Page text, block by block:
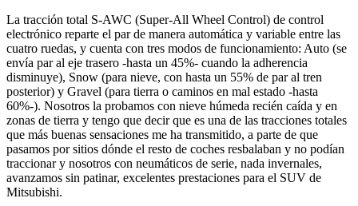
La tracción total S-AWC (Super-All Wheel Control) de control
electrónico reparte el par de manera automática y variable entre las
cuatro ruedas, y cuenta con tres modos de funcionamiento: Auto (se
envía par al eje trasero -hasta un 45%- cuando la adherencia
disminuye), Snow (para nieve, con hasta un 55% de par al tren
posterior) y Gravel (para tierra o caminos en mal estado -hasta
60%-). Nosotros la probamos con nieve húmeda recién caída y en
zonas de tierra y tengo que decir que es una de las tracciones totales
que más buenas sensaciones me ha transmitido, a parte de que
pasamos por sitios dónde el resto de coches resbalaban y no podían
traccionar y nosotros con neumáticos de serie, nada invernales,
avanzamos sin patinar, excelentes prestaciones para el SUV de
Mitsubishi.